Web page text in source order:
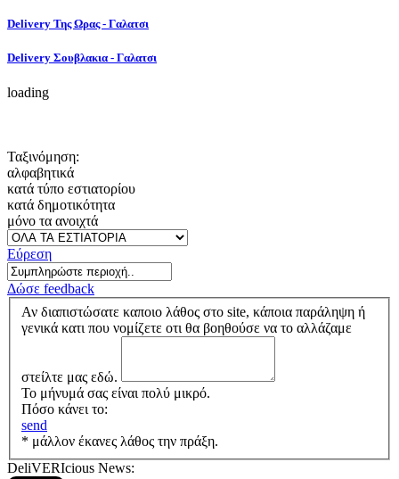
Delivery Της Ωρας - Γαλατσι
Delivery Σουβλακια - Γαλατσι
loading
Ταξινόμηση:
αλφαβητικά
κατά τύπο εστιατορίου
κατά δημοτικότητα
μόνο τα ανοιχτά
Εύρεση
Δώσε feedback
Αν διαπιστώσατε καποιο λάθος στο site, κάποια παράληψη ή
γενικά κατι που νομίζετε οτι θα βοηθούσε να το αλλάζαμε
στείλτε μας εδώ.
Το μήνυμά σας είναι πολύ μικρό.
Πόσο κάνει το:
send
* μάλλον έκανες λάθος την πράξη.
DeliVERIcious News: